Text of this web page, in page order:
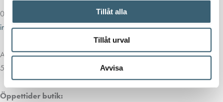
Tillåt alla
Tillåt urval
Avvisa
013-39 30 90
info@alvestadtanken.se
Algolgatan 7
583 30 Linköping
Öppettider butik: